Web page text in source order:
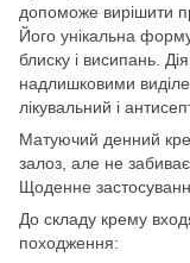
допоможе вирішити
Його унікальна
блиску і висипань.
надлишковими
лікувальний і
Матуючий денний
залоз, але не
Щоденне
До складу крему
походження: